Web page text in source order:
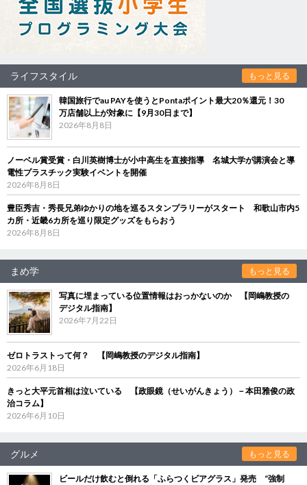
ライフスタイル もっと見る
韓国旅行でau PAYを使うとPontaポイント最大20％還元！30
万店舗以上が対象に【9月30日まで】
2026年8月8日
ノーベル賞受賞・白川英樹博士が小中高生を直接指導 名城大学が講演会と導
電性プラスチック実験イベントを開催
2026年8月8日
豊臣秀吉・秀長兄弟ゆかりの地を巡るスタンプラリーがスタート 和歌山市内5
カ所・近畿6カ所を巡り限定グッズをもらおう
2026年8月8日
まめ学 もっと見る
写真に埋まっている位置情報はおっかないのか 【岡嶋教授の
デジタル指南】
2026年7月22日
ゼロトラストって何？ 【岡嶋教授のデジタル指南】
2026年6月18日
きっと大平元首相は泣いている 【政眼鏡（せいがんきょう）－本田雅俊の政
治コラム】
2026年6月10日
グルメ もっと見る
ビールだけ飲むと倒れる「ふらつくビアグラス」発売 “強制